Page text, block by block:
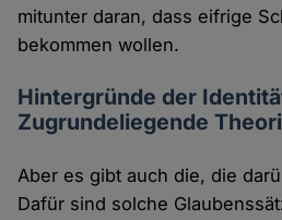
mitunter daran, dass eifrige
bekommen wollen.
Hintergründe der
Zugrundeliegende
Aber es gibt auch die, die
Dafür sind solche